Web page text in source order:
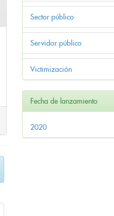
Sector público
Servidor público
Victimización
Fecha de lanzamiento
2020